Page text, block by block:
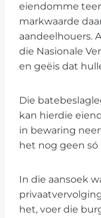
eiendomme
markwaarde
aandeelhouers.
die Nasionale
en geëis dat
Die
kan hierdie
in bewaring
het nog geen só
In die aansoek
het, voer die